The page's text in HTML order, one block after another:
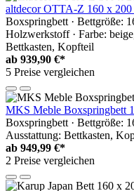
altdecor OTTA-Z 160 x
Boxspringbett · Bettgröße:
Holzwerkstoff · Farbe:
Bettkasten, Kopfteil
ab 939,90 €*
5 Preise vergleichen
MKS Meble Boxspringbett
Boxspringbett · Bettgröße:
Ausstattung: Bettkasten,
ab 949,99 €*
2 Preise vergleichen